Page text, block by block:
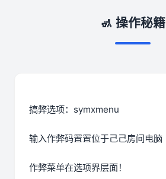
🚮 操作秘籍
搞弊选项：symxmenu
输入作弊码置置位于己己房间电脑
作弊菜单在选项界层面！